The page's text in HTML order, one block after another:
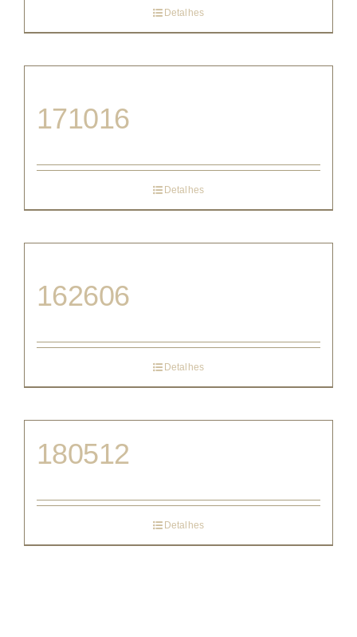
Detalhes
171016
Detalhes
162606
Detalhes
180512
Detalhes